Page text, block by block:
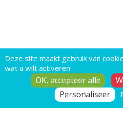
Deze site maakt gebruik van
wat u wilt activeren
OK, accepteer alle
Personaliseer